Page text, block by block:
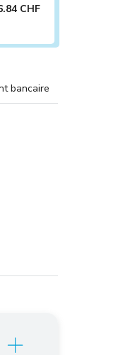
CHF
bancaire